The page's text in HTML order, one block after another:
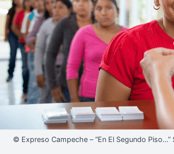
© Expreso Campeche – “En El Segundo